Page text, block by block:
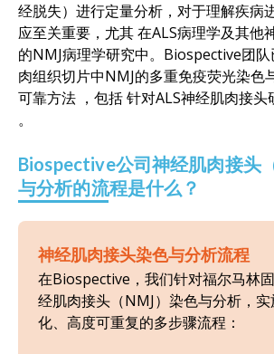
经脱失）进行定量分析，对于理解疾病
应至关重要 ，尤其在ALS病理学及其他
的NMJ病理学研究中。 Biospective团
肉组织切片中NMJ的多重免疫荧光染色
可靠方法 ，包括针对ALS神经肌肉接头
。
Biospective公司神经肌肉接头
与分析的流程是什么？
神经肌肉接头染色与分析流程
在Biospective，我们针对福尔马林
经肌肉接头（NMJ）染色与分析，
化、高度可重复的多步骤流程：